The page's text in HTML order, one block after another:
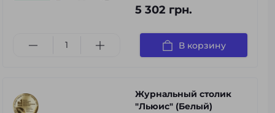
5 302 грн.
В корзину
Журнальный столик
"Льюис" (Белый)